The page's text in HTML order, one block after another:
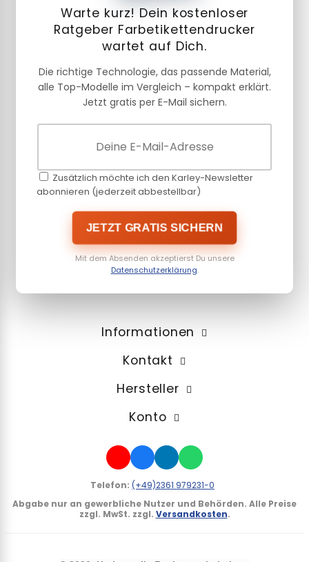
Warte kurz! Dein kostenloser
Ratgeber Farbetikettendrucker
wartet auf Dich.
Die richtige Technologie, das passende Material,
alle Top-Modelle im Vergleich – kompakt erklärt.
Jetzt gratis per E-Mail sichern.
Zusätzlich möchte ich den Karley-Newsletter
abonnieren (jederzeit abbestellbar)
JETZT GRATIS SICHERN
Mit dem Absenden akzeptierst Du unsere
Datenschutzerklärung.
Informationen
Kontakt
Hersteller
Konto
Telefon: (+49)2361 979231-0
Abgabe nur an gewerbliche Nutzer und Behörden. Alle Preise
zzgl. MwSt. zzgl. Versandkosten.